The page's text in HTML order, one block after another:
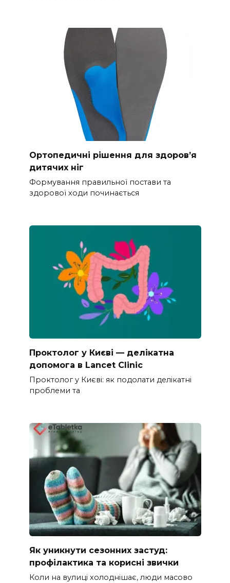
Ортопедичні рішення для здоров’я
дитячих ніг
Формування правильної постави та
здорової ходи починається
Проктолог у Києві — делікатна
допомога в Lancet Clinic
Проктолог у Києві: як подолати делікатні
проблеми та
Як уникнути сезонних застуд:
профілактика та корисні звички
Коли на вулиці холоднішає, люди масово